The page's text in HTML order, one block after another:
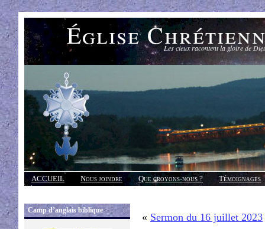
Église Les cieux racontent la gloire de
ACCUEIL Nous joindre Que croyons-nous ?
Témoignages
Réponses
Camp d’anglais biblique
« Sermon du 16 juillet 2023